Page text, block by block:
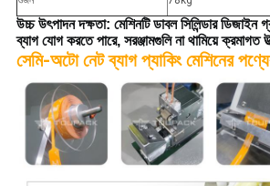
উচ্চ উৎপাদন দক্ষতা: মেশিনটি ডাবল সিলিন্ডার ডিজাইন
ব্যাগ যোগ করতে পারে, সরঞ্জামগুলি না থামিয়ে ক্রমাগত
সেমি-অটো নেট ব্যাগ প্যাকিং মেশিনের